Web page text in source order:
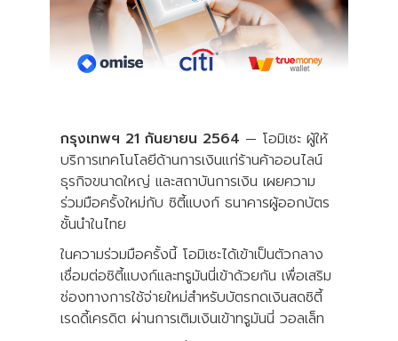
กรุงเทพฯ 21 กันยายน 2564 — โอมิเซะ ผู้ให้
บริการเทคโนโลยีด้านการเงินแก่ร้านค้าออนไลน์
ธุรกิจขนาดใหญ่ และสถาบันการเงิน เผยความ
ร่วมมือครั้งใหม่กับ ซิตี้แบงก์ ธนาคารผู้ออกบัตร
ชั้นนำในไทย
ในความร่วมมือครั้งนี้ โอมิเซะได้เข้าเป็นตัวกลาง
เชื่อมต่อซิตี้แบงก์และทรูมันนี่เข้าด้วยกัน เพื่อเสริม
ช่องทางการใช้จ่ายใหม่สำหรับบัตรกดเงินสดซิตี้
เรดดี้เครดิต ผ่านการเติมเงินเข้าทรูมันนี่ วอลเล็ท